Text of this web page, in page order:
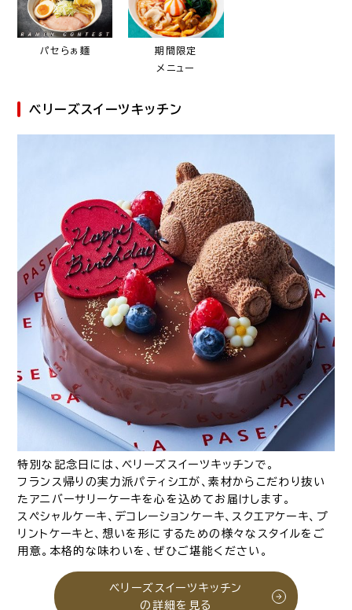
パセらぁ麺
期間限定
メニュー
ベリーズスイーツキッチン
特別な記念日には、ベリーズスイーツキッチンで。
フランス帰りの実力派パティシエが、素材からこだわり抜い
たアニバーサリーケーキを心を込めてお届けします。
スペシャルケーキ、デコレーションケーキ、スクエアケーキ、プ
リントケーキと、想いを形にするための様々なスタイルをご
用意。本格的な味わいを、ぜひご堪能ください。
ベリーズスイーツキッチン
の詳細を見る